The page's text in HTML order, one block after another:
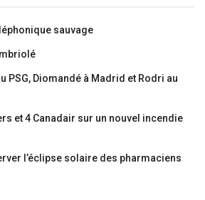
sauvage
PSG, Diomandé à Madrid et Rodri au
et 4 Canadair sur un nouvel incendie
l’éclipse solaire des pharmaciens